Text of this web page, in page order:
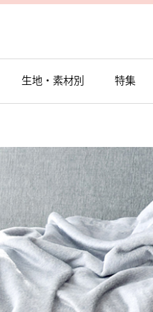
生地・素材別 特集